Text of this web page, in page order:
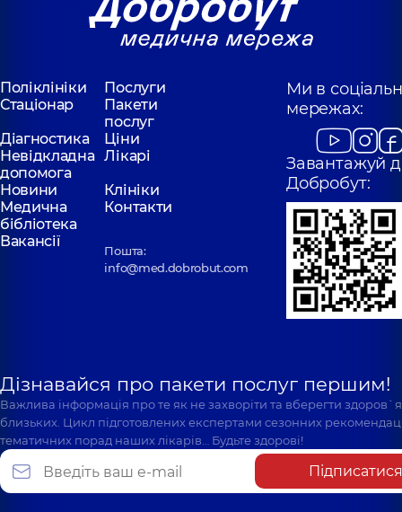
Поліклініки
Послуги
Стаціонар
Пакети
послуг
Діагностика
Ціни
Невідкладна
допомога
Лікарі
Новини
Клініки
Медична
бібліотека
Контакти
Вакансії
Пошта:
info@med.dobrobut.com
Ми в
мережах:
Завантажуй
Добробут:
Дізнавайся про пакети послуг першим!
Важлива інформація про те як не захворіти та вберегти
близьких. Цикл підготовлених експертами сезонних
тематичних порад наших лікарів… Будьте здорові!
Підписатися